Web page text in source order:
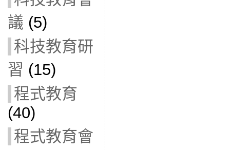
議 (5)
科技教育研
習 (15)
程式教育
(40)
程式教育會